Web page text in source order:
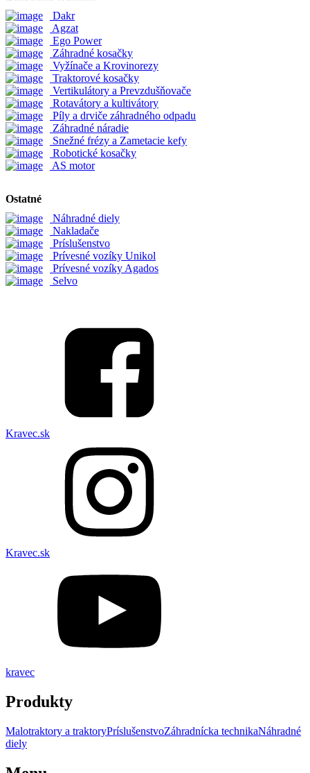
Dakr
Agzat
Ego Power
Záhradné kosačky
Vyžínače a Krovinorezy
Traktorové kosačky
Vertikulátory a Prevzdušňovače
Rotavátory a kultivátory
Píly a drviče záhradného odpadu
Záhradné náradie
Snežné frézy a Zametacie kefy
Robotické kosačky
AS motor
Ostatné
Náhradné diely
Nakladače
Príslušenstvo
Prívesné vozíky Unikol
Prívesné vozíky Agados
Selvo
Kravec.sk
Kravec.sk
kravec
Produkty
Malotraktory a traktoryPríslušenstvoZáhradnícka technikaNáhradné
diely